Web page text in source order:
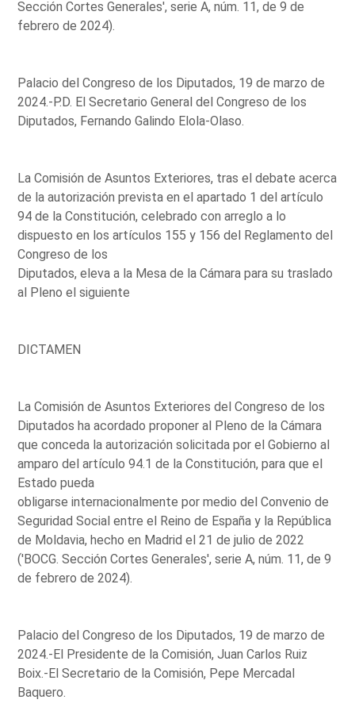
Sección Cortes Generales', serie A, núm. 11, de 9 de
febrero de 2024).
Palacio del Congreso de los Diputados, 19 de marzo de
2024.-P.D. El Secretario General del Congreso de los
Diputados, Fernando Galindo Elola-Olaso.
La Comisión de Asuntos Exteriores, tras el debate acerca
de la autorización prevista en el apartado 1 del artículo
94 de la Constitución, celebrado con arreglo a lo
dispuesto en los artículos 155 y 156 del Reglamento del
Congreso de los
Diputados, eleva a la Mesa de la Cámara para su traslado
al Pleno el siguiente
DICTAMEN
La Comisión de Asuntos Exteriores del Congreso de los
Diputados ha acordado proponer al Pleno de la Cámara
que conceda la autorización solicitada por el Gobierno al
amparo del artículo 94.1 de la Constitución, para que el
Estado pueda
obligarse internacionalmente por medio del Convenio de
Seguridad Social entre el Reino de España y la República
de Moldavia, hecho en Madrid el 21 de julio de 2022
('BOCG. Sección Cortes Generales', serie A, núm. 11, de 9
de febrero de 2024).
Palacio del Congreso de los Diputados, 19 de marzo de
2024.-El Presidente de la Comisión, Juan Carlos Ruiz
Boix.-El Secretario de la Comisión, Pepe Mercadal
Baquero.